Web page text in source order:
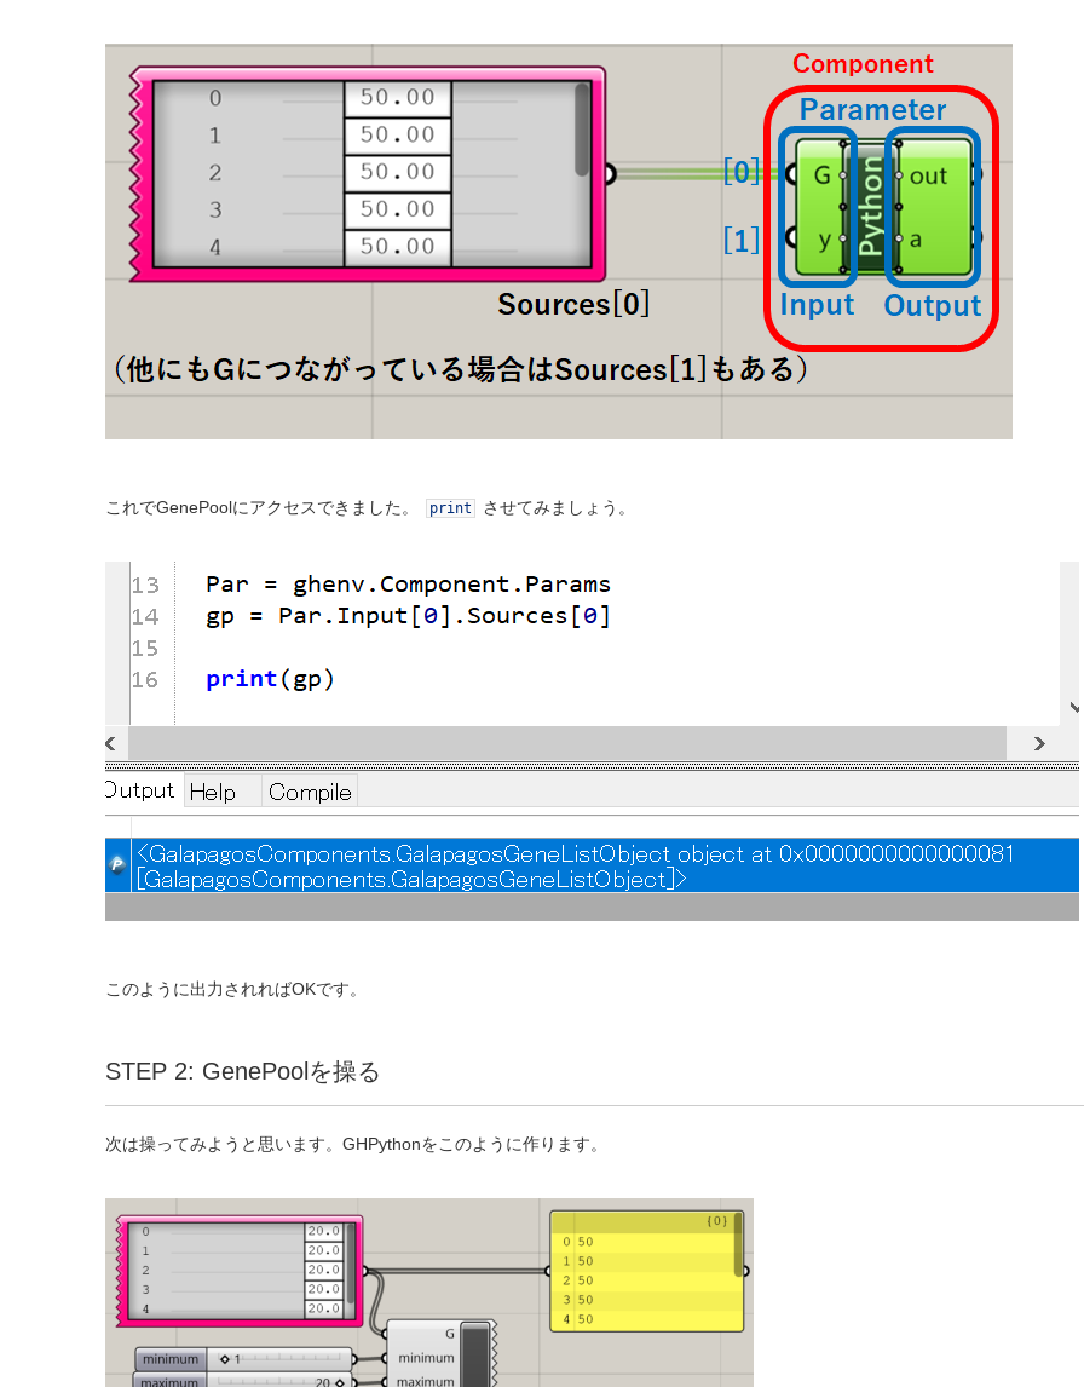
これでGenePoolにアクセスできました。 print させてみましょう。
このように出力されればOKです。
STEP 2: GenePoolを操る
次は操ってみようと思います。GHPythonをこのように作ります。